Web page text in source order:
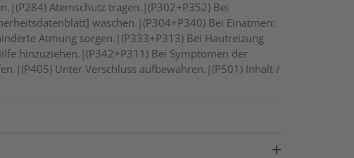
Atemschutz tragen.|(P302+P352) Bei
waschen.|(P304+P340) Bei Einatmen:
Atmung sorgen.|(P333+P313) Bei Hautreizung
hinzuziehen.|(P342+P311) Bei Symptomen der
Unter Verschluss aufbewahren.|(P501) Inhalt /